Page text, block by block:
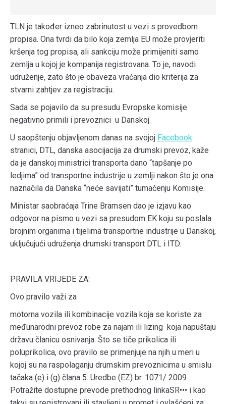
TLN je također izneo zabrinutost u vezi s provedbom
propisa. Ona tvrdi da bilo koja zemlja EU može provjeriti
kršenja tog propisa, ali sankciju može primijeniti samo
zemlja u kojoj je kompanija registrovana. To je, navodi
udruženje, zato što je obaveza vraćanja dio kriterija za
stvarni zahtjev za registraciju.
Sada se pojavilo da su presudu Evropske komisije
negativno primili i prevoznici u Danskoj.
U saopštenju objavljenom danas na svojoj Facebook
stranici, DTL, danska asocijacija za drumski prevoz, kaže
da je danskoj ministrici transporta dano “tapšanje po
ledjima” od transportne industrije u zemlji nakon što je ona
naznačila da Danska “neće savijati” tumačenju Komisije.
Ministar saobraćaja Trine Bramsen dao je izjavu kao
odgovor na pismo u vezi sa presudom EK koju su poslala
brojnim organima i tijelima transportne industrije u Danskoj,
uključujući udruženja drumski transport DTL i ITD.
PRAVILA VRIJEDE ZA:
Ovo pravilo važi za
motorna vozila ili kombinacije vozila koja se koriste za
međunarodni prevoz robe za najam ili lizing koja napuštaju
državu članicu osnivanja. Što se tiče prikolica ili
poluprikolica, ovo pravilo se primenjuje na njih u meri u
kojoj su na raspolaganju drumskim prevoznicima u smislu
tačaka (e) i (g) člana 5. Uredbe (EZ) br. 1071/ 2009
Potražite dostupne prevode prethodnog linkaSR••• i kao